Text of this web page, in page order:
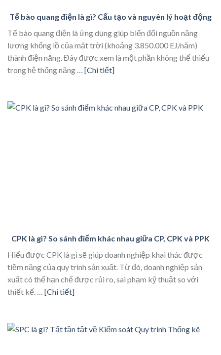
Tế bào quang điện là gì? Cấu tạo và nguyên lý hoạt động
Tế bào quang điện là ứng dụng giúp biến đổi nguồn năng
lượng khổng lồ của mặt trời (khoảng 3.850.000 EJ/năm)
thành điện năng. Đây được xem là một phần không thể thiếu
trong hệ thống năng … [Chi tiết]
CPK là gì? So sánh điểm khác nhau giữa CP, CPK và PPK
Hiểu được CPK là gì sẽ giúp doanh nghiệp khai thác được
tiềm năng của quy trình sản xuất. Từ đó, doanh nghiệp sản
xuất có thể hạn chế được rủi ro, sai phạm kỹ thuật so với
thiết kế. … [Chi tiết]